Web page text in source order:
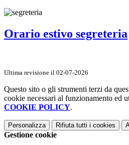
Orario estivo segreteria
Ultima revisione il 02-07-2026
Questo sito o gli strumenti terzi da
cookie necessari al funzionamento ed
COOKIE POLICY.
Personalizza Rifiuta tutti i cookies
Gestione cookie